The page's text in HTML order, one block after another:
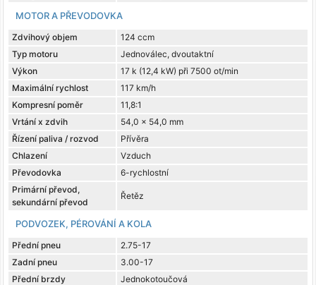
MOTOR A PŘEVODOVKA
Zdvihový objem
124 ccm
Typ motoru
Jednoválec, dvoutaktní
Výkon
17 k (12,4 kW) při 7500 ot/min
Maximální rychlost
117 km/h
Kompresní poměr
11,8:1
Vrtání x zdvih
54,0 x 54,0 mm
Řízení paliva / rozvod
Přívěra
Chlazení
Vzduch
Převodovka
6-rychlostní
Primární převod,
sekundární převod
Řetěz
PODVOZEK, PÉROVÁNÍ A KOLA
Přední pneu
2.75-17
Zadní pneu
3.00-17
Přední brzdy
Jednokotoučová